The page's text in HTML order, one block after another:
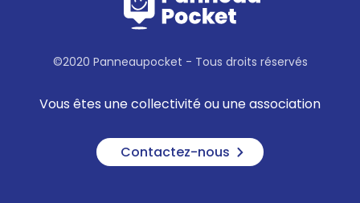
©2020 Panneaupocket - Tous droits réservés
Vous êtes une collectivité ou une association
Contactez-nous